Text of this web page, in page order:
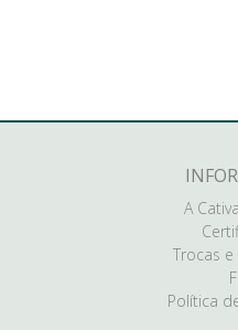
A
Trocas
Política